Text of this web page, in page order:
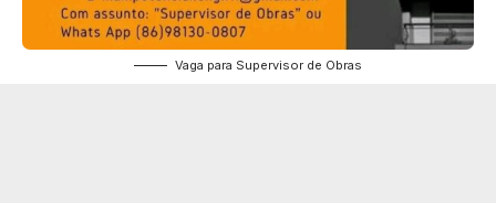
Vaga para Supervisor de Obras